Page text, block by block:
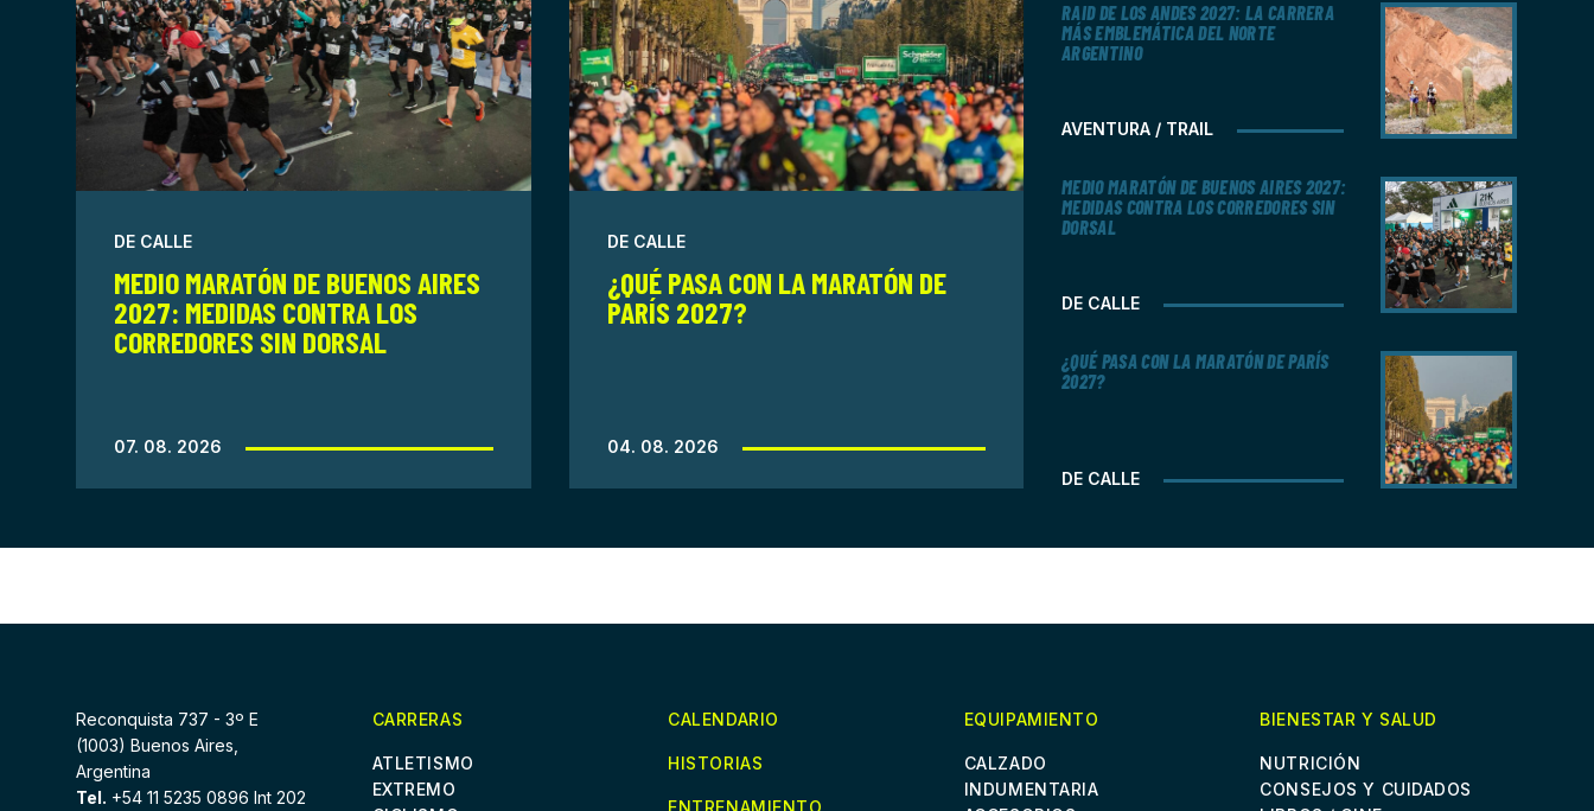
DE CALLE
MEDIO MARATÓN DE BUENOS AIRES
2027: MEDIDAS CONTRA LOS
CORREDORES SIN DORSAL
07. 08. 2026
DE CALLE
¿QUÉ PASA CON LA MARATÓN DE
PARÍS 2027?
04. 08. 2026
AVENTURA / TRAIL
RAID DE LOS ANDES 2027: LA CARRERA
MÁS EMBLEMÁTICA DEL NORTE
ARGENTINO
DE CALLE
MEDIO MARATÓN DE BUENOS AIRES 2027:
MEDIDAS CONTRA LOS CORREDORES SIN
DORSAL
DE CALLE
¿QUÉ PASA CON LA MARATÓN DE PARÍS
2027?
Reconquista 737 - 3º E
(1003) Buenos Aires,
Argentina
Tel. +54 11 5235 0896 Int 202
CARRERAS
ATLETISMO
EXTREMO
CALENDARIO
HISTORIAS
ENTRENAMIENTO
EQUIPAMIENTO
CALZADO
INDUMENTARIA
BIENESTAR Y SALUD
NUTRICIÓN
CONSEJOS Y CUIDADOS